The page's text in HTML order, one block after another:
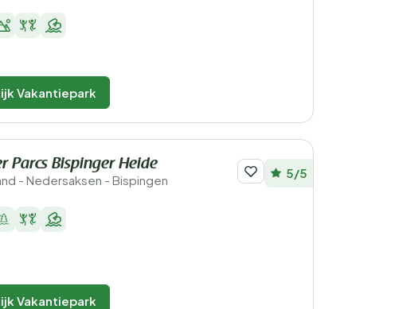
Vakantiepark
Parcs Bispinger Heide
- Nedersaksen - Bispingen 5/5
Vakantiepark